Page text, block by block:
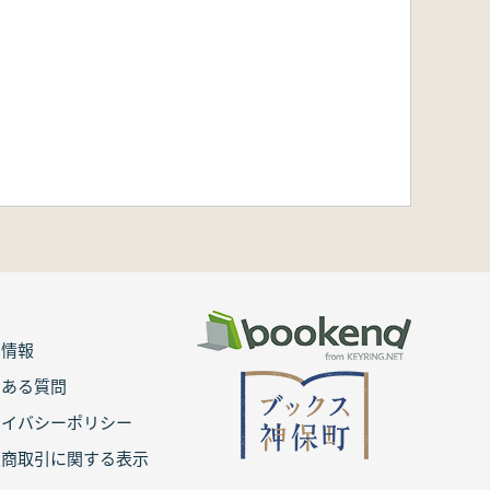
報
る質問
バシーポリシー
取引に関する表示